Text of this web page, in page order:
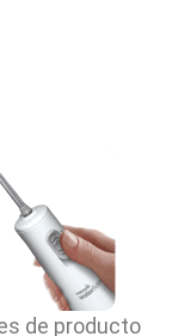
de producto